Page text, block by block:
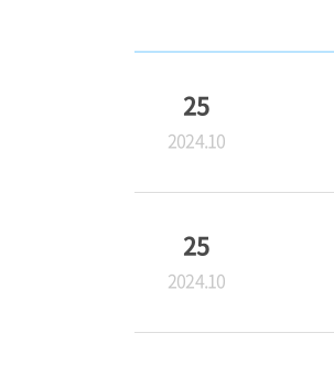
25
2024.10
25
2024.10